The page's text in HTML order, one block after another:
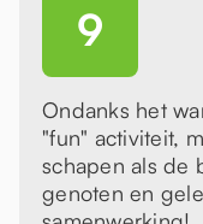
9
Ondanks het
"fun" activiteit,
schapen als de
genoten en